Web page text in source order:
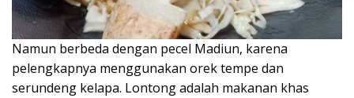
Namun berbeda dengan pecel Madiun, karena
pelengkapnya menggunakan orek tempe dan
serundeng kelapa. Lontong adalah makanan khas